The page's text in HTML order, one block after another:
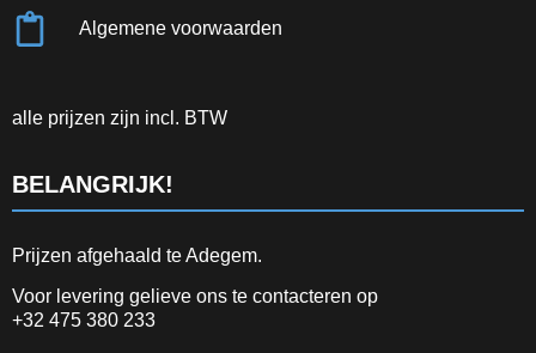
Algemene voorwaarden
alle prijzen zijn incl. BTW
BELANGRIJK!
Prijzen afgehaald te Adegem.
Voor levering gelieve ons te contacteren op
+32 475 380 233